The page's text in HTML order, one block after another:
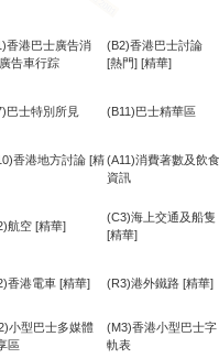
香港巴士廣告消
告車行踪
(B2)香港巴士討論
[熱門] [精華]
巴士特別所見 (B11)巴士精華區
香港地方討論 [精(A11)消費著數及飲食
資訊
航空 [精華]
(C3)海上交通及船隻
[精華]
香港電車 [精華] (R3)港外鐵路 [精華]
小型巴士多媒體
區
(M3)香港小型巴士字
軌表